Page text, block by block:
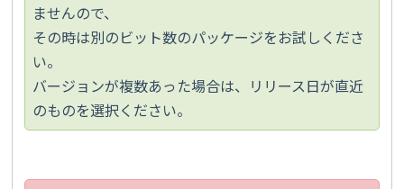
ませんので、
その時は別のビット数のパッケージをお試しくださ
い。
バージョンが複数あった場合は、リリース日が直近
のものを選択ください。